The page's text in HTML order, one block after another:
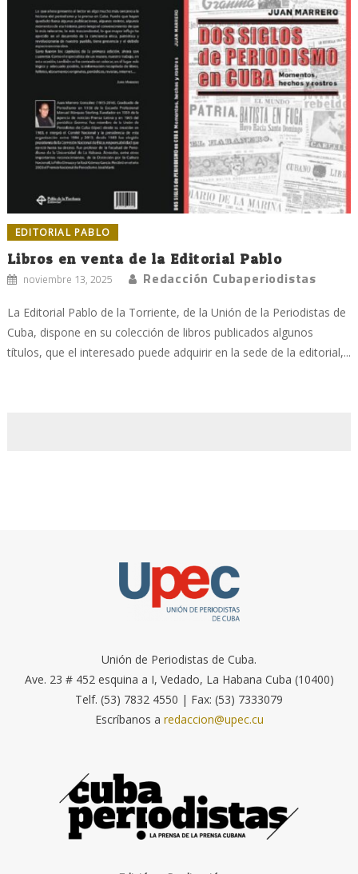
EDITORIAL PABLO
Libros en venta de la Editorial Pablo
noviembre 13, 2025 Redacción Cubaperiodistas
La Editorial Pablo de la Torriente, de la Unión de la Periodistas de
Cuba, dispone en su colección de libros publicados algunos
títulos, que el interesado puede adquirir en la sede de la editorial,...
Unión de Periodistas de Cuba.
Ave. 23 # 452 esquina a I, Vedado, La Habana Cuba (10400)
Telf. (53) 7832 4550 | Fax: (53) 7333079
Escríbanos a redaccion@upec.cu